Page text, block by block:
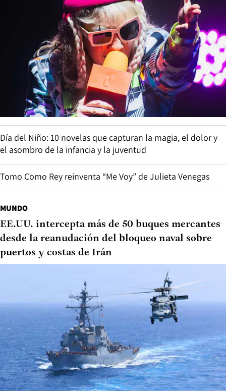
Día del Niño: 10 novelas que capturan la magia, el dolor y
el asombro de la infancia y la juventud
Tomo Como Rey reinventa “Me Voy” de Julieta Venegas
MUNDO
EE.UU. intercepta más de 50 buques mercantes
desde la reanudación del bloqueo naval sobre
puertos y costas de Irán